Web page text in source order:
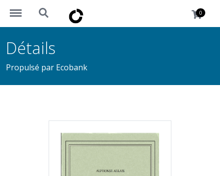
https://okademy.africa/menu
https://okademy.africa/search 0
Détails
Propulsé par Ecobank